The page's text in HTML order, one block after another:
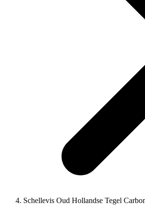
Schellevis Oud Hollandse Tegel